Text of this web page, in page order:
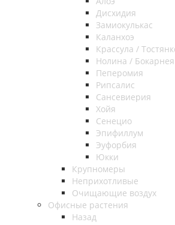
Дисхидия
Замиокулькас
Каланхоэ
Крассула /
Нолина / Бокарнея
Пеперомия
Рипсалис
Сансевиерия
Хойя
Сенецио
Эпифиллум
Эуфорбия
Юкки
Крупномеры
Неприхотливые
Очищающие воздух
Офисные растения
Назад